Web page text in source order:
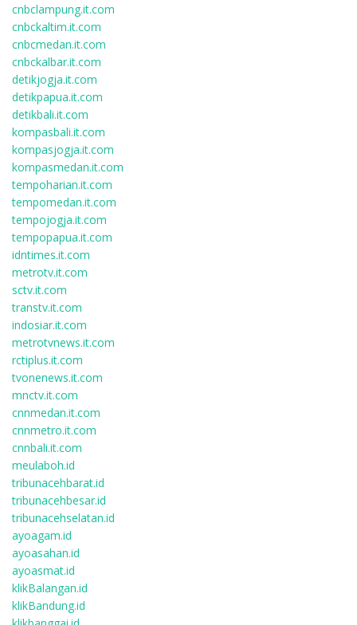
cnbclampung.it.com
cnbckaltim.it.com
cnbcmedan.it.com
cnbckalbar.it.com
detikjogja.it.com
detikpapua.it.com
detikbali.it.com
kompasbali.it.com
kompasjogja.it.com
kompasmedan.it.com
tempoharian.it.com
tempomedan.it.com
tempojogja.it.com
tempopapua.it.com
idntimes.it.com
metrotv.it.com
sctv.it.com
transtv.it.com
indosiar.it.com
metrotvnews.it.com
rctiplus.it.com
tvonenews.it.com
mnctv.it.com
cnnmedan.it.com
cnnmetro.it.com
cnnbali.it.com
meulaboh.id
tribunacehbarat.id
tribunacehbesar.id
tribunacehselatan.id
ayoagam.id
ayoasahan.id
ayoasmat.id
klikBalangan.id
klikBandung.id